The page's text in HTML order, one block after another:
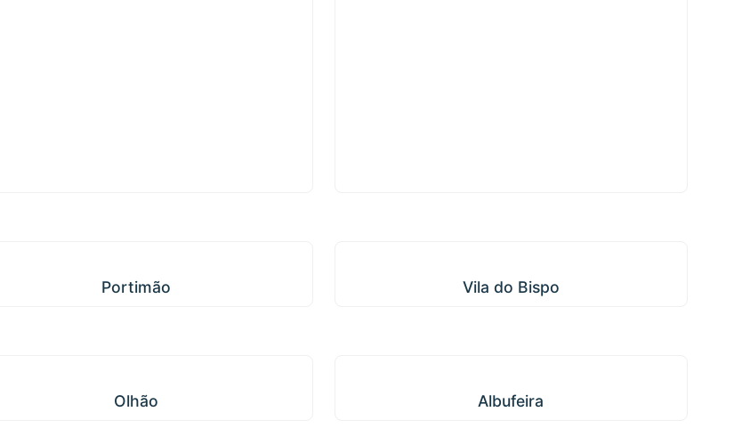
Portimão Vila do Bispo
Olhão Albufeira